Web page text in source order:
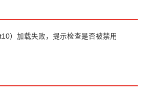
）加载失败，提示检查是否被禁用